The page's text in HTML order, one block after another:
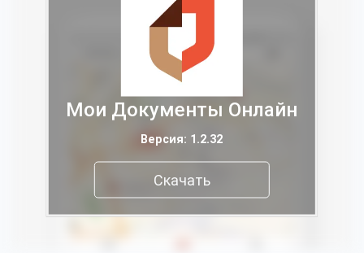
Мои Документы Онлайн
Версия: 1.2.32
Скачать